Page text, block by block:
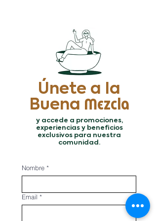
Únete a la
Buena Mezcla
y accede a promociones,
experiencias y beneficios
exclusivos para nuestra
comunidad.
Nombre *
Email *